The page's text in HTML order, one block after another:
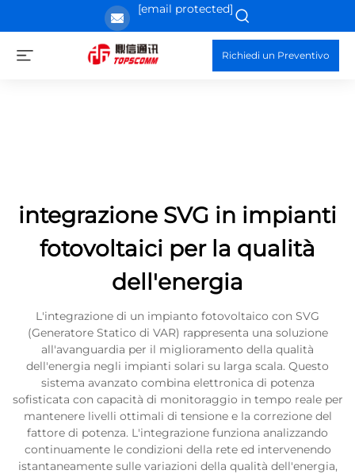
[email protected]
Richiedi un Preventivo
integrazione SVG in impianti
fotovoltaici per la qualità
dell'energia
L'integrazione di un impianto fotovoltaico con SVG
(Generatore Statico di VAR) rappresenta una soluzione
all'avanguardia per il miglioramento della qualità
dell'energia negli impianti solari su larga scala. Questo
sistema avanzato combina elettronica di potenza
sofisticata con capacità di monitoraggio in tempo reale per
mantenere livelli ottimali di tensione e la correzione del
fattore di potenza. L'integrazione funziona analizzando
continuamente le condizioni della rete ed intervenendo
istantaneamente sulle variazioni della qualità dell'energia,